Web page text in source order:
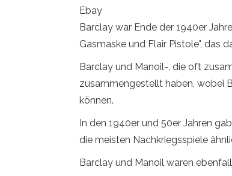
Ebay
Barclay war Ende der 1940er
Gasmaske und Flair Pistole", das
Barclay und Manoil-, die oft
zusammengestellt haben, wobei
können.
In den 1940er und 50er Jahren
die meisten Nachkriegsspiele
Barclay und Manoil waren